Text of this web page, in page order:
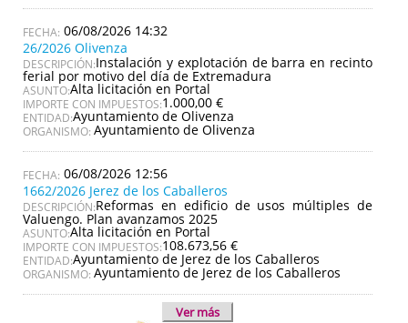
06/08/2026 14:32
26/2026 Olivenza
DESCRIPCIÓN:Instalación y explotación de barra en recinto
ferial por motivo del día de Extremadura
ASUNTO:Alta licitación en Portal
IMPORTE CON IMPUESTOS:1.000,00 €
ENTIDAD:Ayuntamiento de Olivenza
ORGANISMO: Ayuntamiento de Olivenza
06/08/2026 12:56
1662/2026 Jerez de los Caballeros
DESCRIPCIÓN:Reformas en edificio de usos múltiples de
Valuengo. Plan avanzamos 2025
ASUNTO:Alta licitación en Portal
IMPORTE CON IMPUESTOS:108.673,56 €
ENTIDAD:Ayuntamiento de Jerez de los Caballeros
ORGANISMO: Ayuntamiento de Jerez de los Caballeros
Ver más